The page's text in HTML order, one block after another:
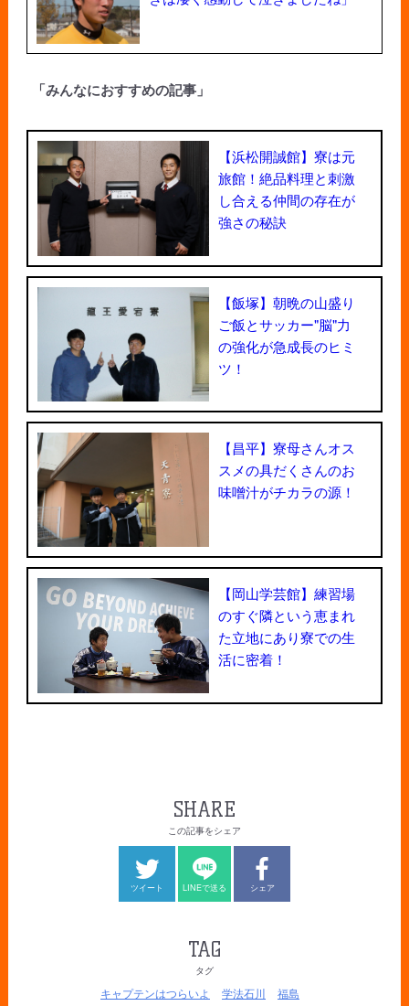
「みんなにおすすめの記事」
【浜松開誠館】寮は元
旅館！絶品料理と刺激
し合える仲間の存在が
強さの秘訣
【飯塚】朝晩の山盛り
ご飯とサッカー"脳"力
の強化が急成長のヒミ
ツ！
【昌平】寮母さんオス
スメの具だくさんのお
味噌汁がチカラの源！
【岡山学芸館】練習場
のすぐ隣という恵まれ
た立地にあり寮での生
活に密着！
SHARE
この記事をシェア
ツイート LINEで送る シェア
TAG
タグ
キャプテンはつらいよ 学法石川 福島